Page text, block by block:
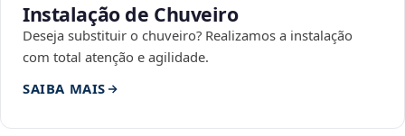
Instalação de Chuveiro
Deseja substituir o chuveiro? Realizamos a instalação
com total atenção e agilidade.
SAIBA MAIS